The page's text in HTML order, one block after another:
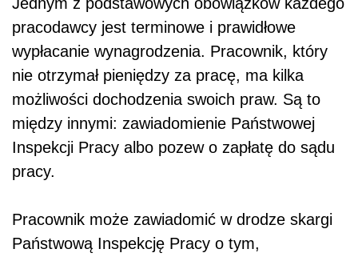
pracodawcy jest terminowe i prawidłowe
wypłacanie wynagrodzenia. Pracownik, który
nie otrzymał pieniędzy za pracę, ma kilka
możliwości dochodzenia swoich praw. Są to
między innymi: zawiadomienie Państwowej
Inspekcji Pracy albo pozew o zapłatę do sądu
pracy.
Pracownik może zawiadomić w drodze skargi
Państwową Inspekcję Pracy o tym,